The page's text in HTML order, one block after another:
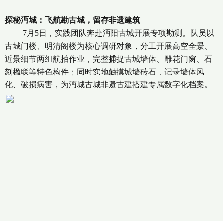
探秘沔城：飞航勘古城，留存非遗建筑
7月5日，实践团队奔赴沔阳古城开展专项勘测。队员以
古城门楼、明清阁楼为核心调研对象，分工开展高空全景、
近景细节两组航拍作业，完整捕捉古城墙体、雕花门窗、石
刻楹联等特色构件；同时实地触摸城墙砖石，记录墙体风
化、破损病害，为沔城古城非遗古建搭建专属数字化档案。